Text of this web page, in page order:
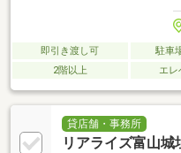
即引き渡し可 駐車
2階以上
エレ
貸店舗・事務所
リアライズ富山